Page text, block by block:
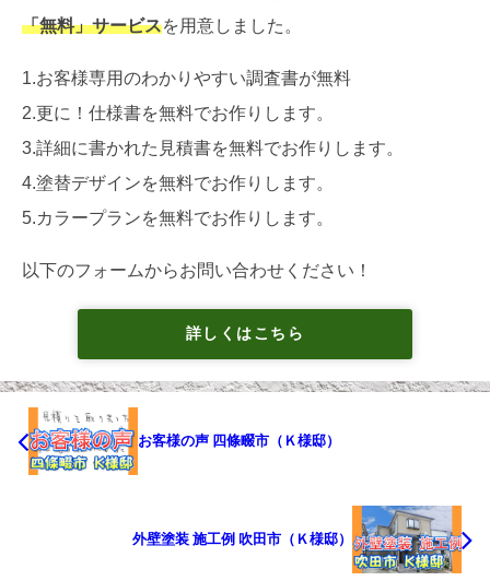
「無料」サービスを用意しました。
1.お客様専用のわかりやすい調査書が無料
2.更に！仕様書を無料でお作りします。
3.詳細に書かれた見積書を無料でお作りします。
4.塗替デザインを無料でお作りします。
5.カラープランを無料でお作りします。
以下のフォームからお問い合わせください！
詳しくはこちら
お客様の声 四條畷市（Ｋ様邸）
外壁塗装 施工例 吹田市（Ｋ様邸）